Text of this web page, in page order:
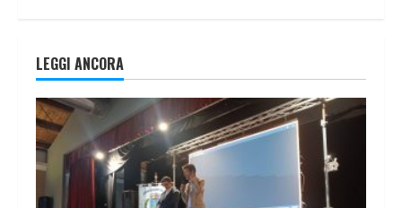
LEGGI ANCORA